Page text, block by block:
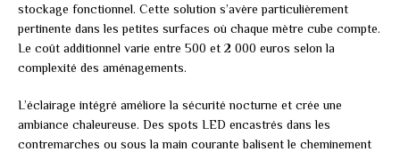
stockage fonctionnel. Cette solution s’avère particulièrement
pertinente dans les petites surfaces où chaque mètre cube compte.
Le coût additionnel varie entre 500 et 2 000 euros selon la
complexité des aménagements.
L’éclairage intégré améliore la sécurité nocturne et crée une
ambiance chaleureuse. Des spots LED encastrés dans les
contremarches ou sous la main courante balisent le cheminement